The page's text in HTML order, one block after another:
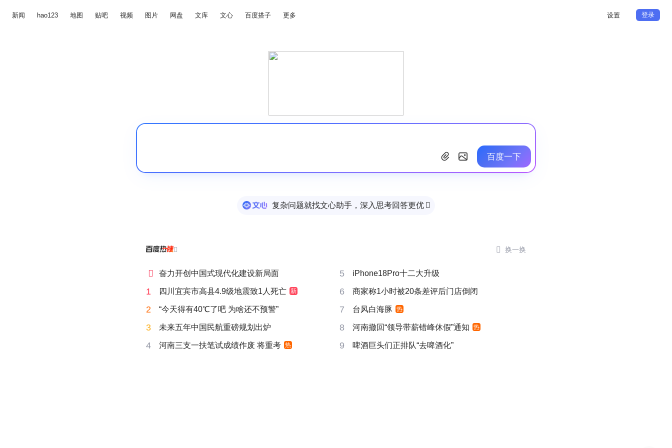
新闻 hao123 地图 贴吧 视频 图片 网盘 文库 文心 百度搭子 更多 设置 登录
百度一下
复杂问题就找文心助手，深入思考回答更优 
  换一换
 奋力开创中国式现代化建设新局面 5 iPhone18Pro十二大升级
1 四川宜宾市高县4.9级地震致1人死亡 新 6 商家称1小时被20条差评后门店倒闭
2 “今天得有40℃了吧 为啥还不预警” 7 台风白海豚 热
3 未来五年中国民航重磅规划出炉 8 河南撤回“领导带薪错峰休假”通知 热
4 河南三支一扶笔试成绩作废 将重考 热 9 啤酒巨头们正排队“去啤酒化”